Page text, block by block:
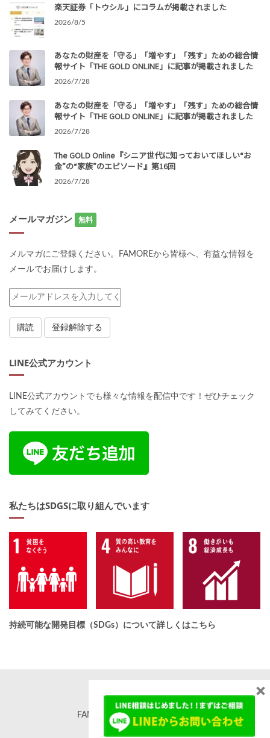
楽天証券「トウシル」にコラムが掲載されました
2026/8/5
あなたの財産を「守る」「増やす」「残す」ための総合情
報サイト「THE GOLD ONLINE」に記事が掲載されました
2026/7/28
あなたの財産を「守る」「増やす」「残す」ための総合情
報サイト「THE GOLD ONLINE」に記事が掲載されました
2026/7/28
The GOLD Online『シニア世代に知っておいてほしい“お
金”の“家族”のエピソード』第16回
2026/7/28
メールマガジン 無料
メルマガにご登録ください。FAMOREから皆様へ、有益な情報を
メールでお届けします。
LINE公式アカウント
LINE公式アカウントでも様々な情報を配信中です！ぜひチェック
してみてください。
私たちはSDGSに取り組んでいます
持続可能な開発目標（SDGs）について詳しくはこちら
FAMORE. All rights reserved. ©
famore.co.jp
×